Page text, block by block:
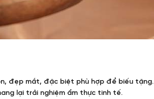
đẹp mắt, đặc biệt phù hợp để biếu tặng.
lại trải nghiệm ẩm thực tinh tế.